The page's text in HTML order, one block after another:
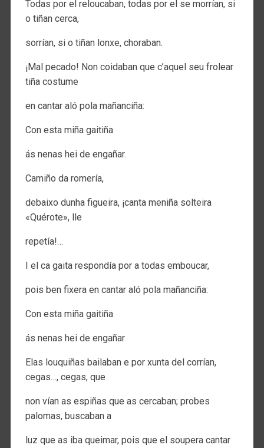
Todas por el reloucaban, todas por el se morrían, si
o tiñan cerca,
sorrían, si o tiñan lonxe, choraban.
¡Mal pecado! Non coidaban que c’aquel seu frolear
tiña costume
en cantar aló pola mañanciña:
Con esta miña gaitiña
ás nenas hei de engañar.
Camiño da romería,
debaixo dunha figueira, ¡canta meniña solteira
«Quérote», lle
repetía!…
I el ca gaita respondía por a todas emboucar,
pois ben fixera en cantar aló pola mañanciña:
Con esta miña gaitiña
ás nenas hei de engañar
Elas louquiñas bailaban e por xunta del corrían,
cegas…, cegas, que
non vían as espiñas que as cercaban; probes
palomas, buscaban a
luz que as iba queimar, pois que el soupera cantar